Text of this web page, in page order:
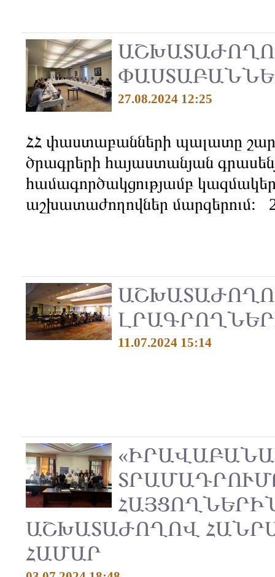
27.08.2024 12:25
ՀՀ փաստաբանների պալատը
ծրագրերի հայաստանյան
համագործակցությամբ
աշխատաժողովներ մարզերում:
11.07.2024 15:14
ԱՇԽԱՏԱԺՈՂՈՎ
ՀԱՄԱՐ